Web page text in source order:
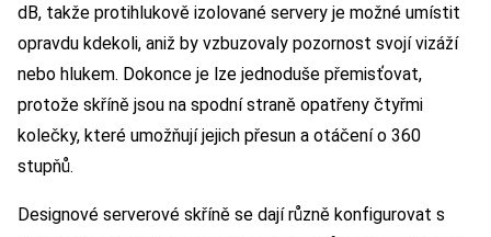
dB, takže protihlukově izolované servery je možné umístit
opravdu kdekoli, aniž by vzbuzovaly pozornost svojí vizáží
nebo hlukem. Dokonce je lze jednoduše přemisťovat,
protože skříně jsou na spodní straně opatřeny čtyřmi
kolečky, které umožňují jejich přesun a otáčení o 360
stupňů.
Designové serverové skříně se dají různě konfigurovat s